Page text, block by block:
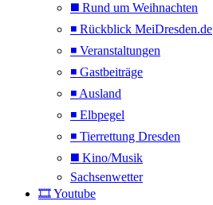
◼️ Rund um Weihnachten
◾ Rückblick MeiDresden.de
◾ Veranstaltungen
◾ Gastbeiträge
◾ Ausland
◾ Elbpegel
◾ Tierrettung Dresden
◼️ Kino/Musik
Sachsenwetter
🎞️ Youtube